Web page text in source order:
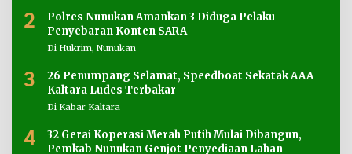
2
Polres Nunukan Amankan 3 Diduga Pelaku
Penyebaran Konten SARA
Di Hukrim, Nunukan
3
26 Penumpang Selamat, Speedboat Sekatak AAA
Kaltara Ludes Terbakar
Di Kabar Kaltara
4
32 Gerai Koperasi Merah Putih Mulai Dibangun,
Pemkab Nunukan Genjot Penyediaan Lahan